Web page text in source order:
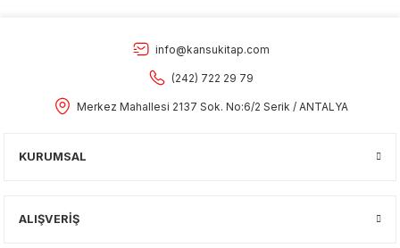
info@kansukitap.com
(242) 722 29 79
Merkez Mahallesi 2137 Sok. No:6/2 Serik / ANTALYA
KURUMSAL
ALIŞVERİŞ